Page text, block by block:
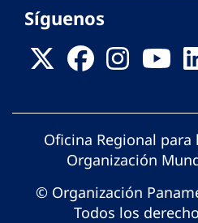
Síguenos
Oficina Regional para
Organización
© Organización
Todos los